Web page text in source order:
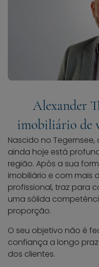
Alexander
imobiliário de
Nascido no
ainda hoje está
região. Após a sua
imobiliário e com mais
profissional, traz para
uma sólida
proporção.
O seu objetivo não é
confiança a longo
dos clientes.